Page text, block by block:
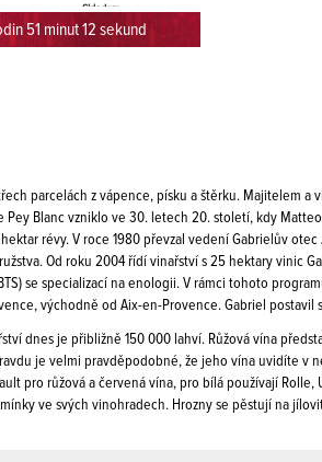
Skladem
51 minut 12 sekund
parcelách z vápence, písku a štěrku. Majitelem
Pey Blanc vzniklo ve 30. letech 20. století, kdy
révy. V roce 1980 převzal vedení Gabrielův
Od roku 2004 řídí vinařství s 25 hektary vinic
se specializací na enologii. V rámci tohoto
východně od Aix-en-Provence. Gabriel
dnes je přibližně 150 000 lahví. Růžová vína
je velmi pravděpodobné, že jeho vína uvidíte v
pro růžová a červená vína, pro bílá používají
ve svých vinohradech. Hrozny se pěstují na